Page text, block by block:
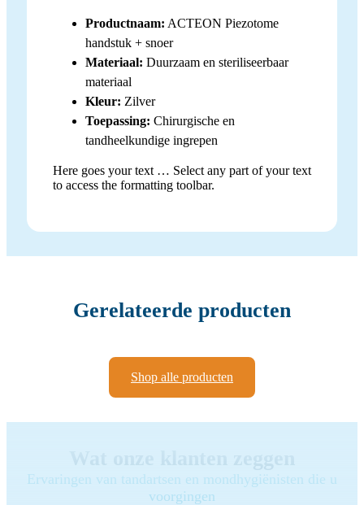
Productnaam: ACTEON Piezotome
handstuk + snoer
Materiaal: Duurzaam en steriliseerbaar
materiaal
Kleur: Zilver
Toepassing: Chirurgische en
tandheelkundige ingrepen
Here goes your text … Select any part of your text
to access the formatting toolbar.
Gerelateerde producten
Shop alle producten
Ervaringen van tandartsen en mondhygiënisten die u
voorgingen